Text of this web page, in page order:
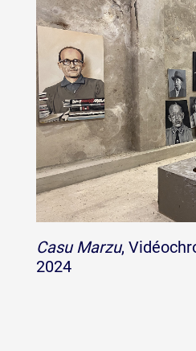
Casu Marzu,
2024